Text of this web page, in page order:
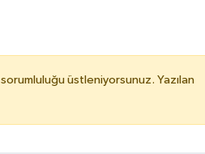
üstleniyorsunuz. Yazılan